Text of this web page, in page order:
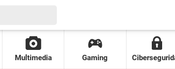
Multimedia Gaming